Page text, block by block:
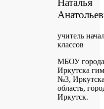
Наталья
учитель
классов
МБОУ города
Иркутска
№3,
область,
Иркутск.